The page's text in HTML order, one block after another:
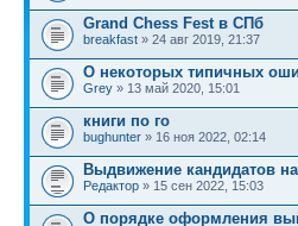
Grand Chess Fest в СПб
breakfast » 24 авг 2019, 21:37
О некоторых типичных
Grey » 13 май 2020, 15:01
книги по го
bughunter » 16 ноя 2022, 02:14
Выдвижение кандидатов
Редактор » 15 сен 2022, 15:03
О порядке оформления